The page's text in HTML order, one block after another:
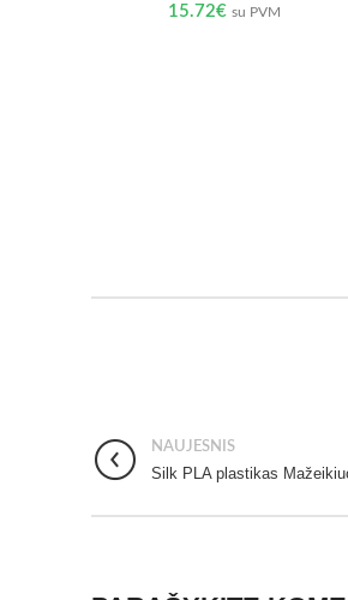
15.72€ su PVM
NAUJESNIS
Silk PLA plastikas